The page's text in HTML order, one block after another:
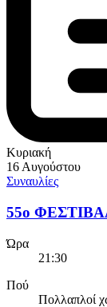
Κυριακή
16 Αυγούστου
Συναυλίες
55ο
Ώρα
21:30
Πού
Πολλαπλοί